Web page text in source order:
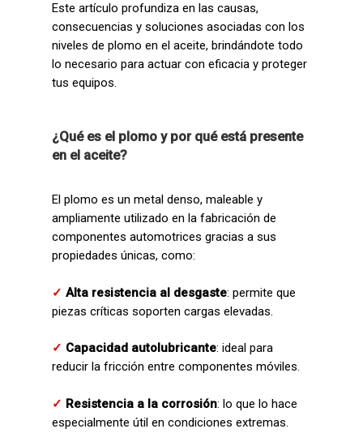
Este artículo profundiza en las causas,
consecuencias y soluciones asociadas con los
niveles de plomo en el aceite, brindándote todo
lo necesario para actuar con eficacia y proteger
tus equipos.
¿Qué es el plomo y por qué está presente
en el aceite?
El plomo es un metal denso, maleable y
ampliamente utilizado en la fabricación de
componentes automotrices gracias a sus
propiedades únicas, como:
✓ Alta resistencia al desgaste: permite que
piezas críticas soporten cargas elevadas.
✓ Capacidad autolubricante: ideal para
reducir la fricción entre componentes móviles.
✓ Resistencia a la corrosión: lo que lo hace
especialmente útil en condiciones extremas.